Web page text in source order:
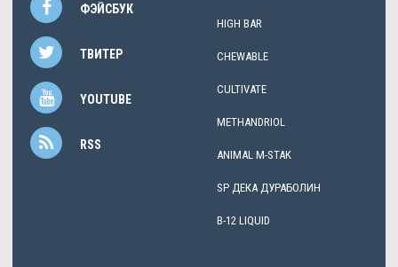
ФЭЙСБУК
ТВИТЕР
YOUTUBE
RSS
HIGH BAR
CHEWABLE
CULTIVATE
METHANDRIOL
ANIMAL M-STAK
SP ДЕКА ДУРАБОЛИН
B-12 LIQUID